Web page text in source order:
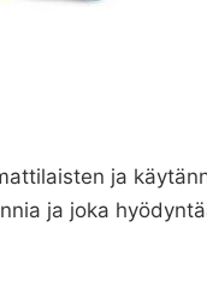
ja
ja joka